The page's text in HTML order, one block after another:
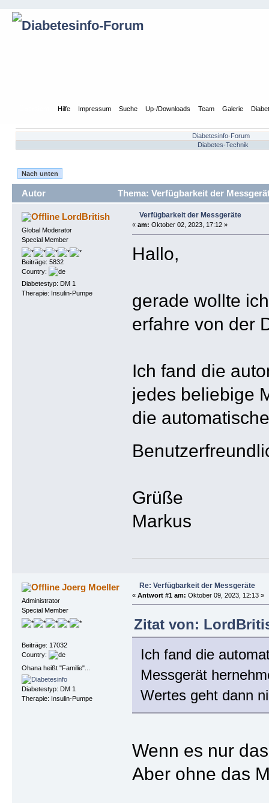
Hilfe Impressum Suche Up-/Downloads Team Galerie
Diabetesinfo-Forum
Diabetes-Technik
Nach unten
Autor Thema: Verfügbarkeit der
LordBritish
Global Moderator
Special Member
Beiträge: 5832
Country:
Diabetestyp: DM 1
Therapie: Insulin-Pumpe
Verfügbarkeit der Messgeräte
« am: Oktober 02, 2023, 17:12 »
Hallo,
gerade wollte
erfahre von der
Ich fand die
jedes beliebige
die
Grüße
Markus
Joerg Moeller
Administrator
Special Member
Beiträge: 17032
Country:
Ohana heißt "Familie"...
Diabetestyp: DM 1
Therapie: Insulin-Pumpe
Re: Verfügbarkeit der Messgeräte
« Antwort #1 am: Oktober 09, 2023, 12:13 »
Zitat von:
Ich fand die
Messgerät
Wertes geht dann
Wenn es nur
Aber ohne das